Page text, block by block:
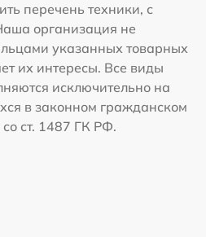
перечень техники, с
организация не
указанных товарных
их интересы. Все виды
исключительно на
в законном гражданском
со ст. 1487 ГК РФ.